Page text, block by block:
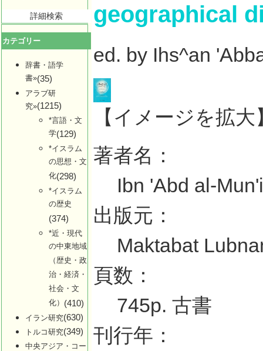
詳細検索
カテゴリー
辞書・語学
書»(35)
アラブ研
究»(1215)
*言語・文
学(129)
*イスラム
の思想・文
化(298)
*イスラム
の歴史
(374)
*近・現代
の中東地域
（歴史・政
治・経済・
社会・文
化） (410)
イラン研究(630)
トルコ研究(349)
中央アジア・コー
geographical
ed. by Ihs^an
【イメージを拡大
著者名：
Ibn 'Abd al-
出版元：
Maktabat
頁数：
745p. 古書
刊行年：